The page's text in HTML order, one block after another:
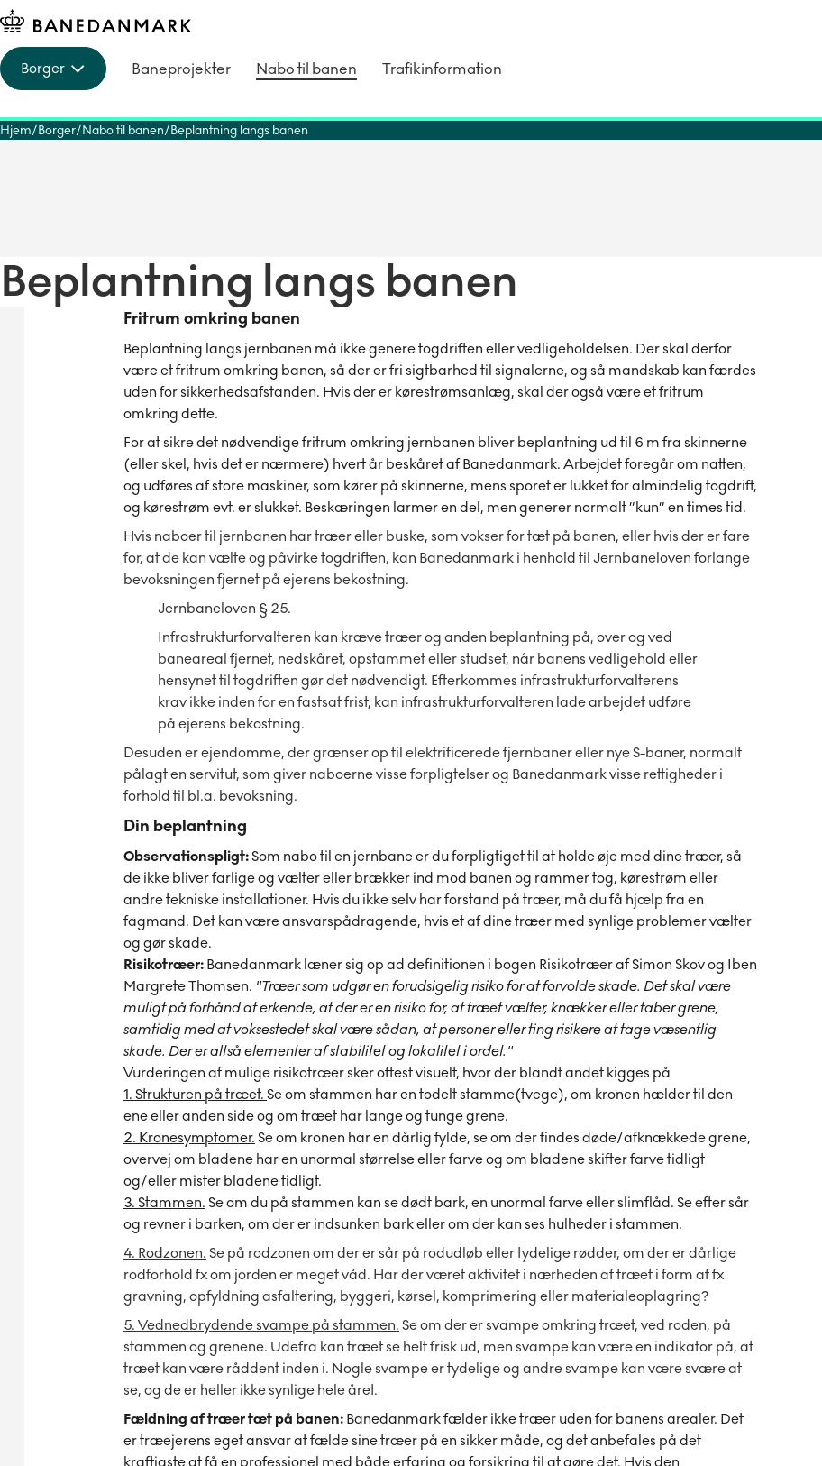
Borger Baneprojekter Nabo til banen Trafikinformation
Hjem Borger Nabo til banen Beplantning langs banen
Beplantning langs banen
Fritrum omkring banen
Beplantning langs jernbanen må ikke genere togdriften eller vedligeholdelsen. Der skal derfor
være et fritrum omkring banen, så der er fri sigtbarhed til signalerne, og så mandskab kan færdes
uden for sikkerhedsafstanden. Hvis der er kørestrømsanlæg, skal der også være et fritrum
omkring dette.
For at sikre det nødvendige fritrum omkring jernbanen bliver beplantning ud til 6 m fra skinnerne
(eller skel, hvis det er nærmere) hvert år beskåret af Banedanmark. Arbejdet foregår om natten,
og udføres af store maskiner, som kører på skinnerne, mens sporet er lukket for almindelig togdrift,
og kørestrøm evt. er slukket. Beskæringen larmer en del, men generer normalt ”kun” en times tid.
Hvis naboer til jernbanen har træer eller buske, som vokser for tæt på banen, eller hvis der er fare
for, at de kan vælte og påvirke togdriften, kan Banedanmark i henhold til Jernbaneloven forlange
bevoksningen fjernet på ejerens bekostning.
Jernbaneloven § 25.
Infrastrukturforvalteren kan kræve træer og anden beplantning på, over og ved
baneareal fjernet, nedskåret, opstammet eller studset, når banens vedligehold eller
hensynet til togdriften gør det nødvendigt. Efterkommes infrastrukturforvalterens
krav ikke inden for en fastsat frist, kan infrastrukturforvalteren lade arbejdet udføre
på ejerens bekostning.
Desuden er ejendomme, der grænser op til elektrificerede fjernbaner eller nye S-baner, normalt
pålagt en servitut, som giver naboerne visse forpligtelser og Banedanmark visse rettigheder i
forhold til bl.a. bevoksning.
Din beplantning
Observationspligt:Som nabo til en jernbane er du forpligtiget til at holde øje med dine træer, så
de ikke bliver farlige og vælter eller brækker ind mod banen og rammer tog, kørestrøm eller
andre tekniske installationer. Hvis du ikke selv har forstand på træer, må du få hjælp fra en
fagmand. Det kan være ansvarspådragende, hvis et af dine træer med synlige problemer vælter
og gør skade.
Risikotræer: Banedanmark læner sig op ad definitionen i bogen Risikotræer af Simon Skov og Iben
Margrete Thomsen. "Træer som udgør en forudsigelig risiko for at forvolde skade. Det skal være
muligt på forhånd at erkende, at der er en risiko for, at træet vælter, knækker eller taber grene,
samtidig med at voksestedet skal være sådan, at personer eller ting risikere at tage væsentlig
skade. Der er altså elementer af stabilitet og lokalitet i ordet."
Vurderingen af mulige risikotræer sker oftest visuelt, hvor der blandt andet kigges på
1. Strukturen på træet. Se om stammen har en todelt stamme(tvege), om kronen hælder til den
ene eller anden side og om træet har lange og tunge grene.
2. Kronesymptomer. Se om kronen har en dårlig fylde, se om der findes døde/afknækkede grene,
overvej om bladene har en unormal størrelse eller farve og om bladene skifter farve tidligt
og/eller mister bladene tidligt.
3. Stammen. Se om du på stammen kan se dødt bark, en unormal farve eller slimflåd. Se efter sår
og revner i barken, om der er indsunken bark eller om der kan ses hulheder i stammen.
4. Rodzonen. Se på rodzonen om der er sår på rodudløb eller tydelige rødder, om der er dårlige
rodforhold fx om jorden er meget våd. Har der været aktivitet i nærheden af træet i form af fx
gravning, opfyldning asfaltering, byggeri, kørsel, komprimering eller materialeoplagring?
5. Vednedbrydende svampe på stammen. Se om der er svampe omkring træet, ved roden, på
stammen og grenene. Udefra kan træet se helt frisk ud, men svampe kan være en indikator på, at
træet kan være råddent inden i. Nogle svampe er tydelige og andre svampe kan være svære at
se, og de er heller ikke synlige hele året.
Fældning af træer tæt på banen: Banedanmark fælder ikke træer uden for banens arealer. Det
er træejerens eget ansvar at fælde sine træer på en sikker måde, og det anbefales på det
kraftigste at få en professionel med både erfaring og forsikring til at gøre det. Hvis den